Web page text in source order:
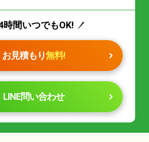
時間いつでもOK!
お見積もり無料!
LINE問い合わせ